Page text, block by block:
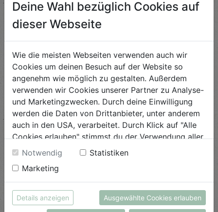
Pizzaschnecken mit Fenchel
Schwierigkeit
ANSEHEN
Fisolen in Thymian
Senfsauce
Schwierigkeit
leicht
Asiasalat mit Shiitake-
Pilzen
Deine Wahl bezüglich Cookies auf
dieser Webseite
Wie die meisten Webseiten verwenden auch wir
Cookies um deinen Besuch auf der Website so
angenehm wie möglich zu gestalten. Außerdem
verwenden wir Cookies unserer Partner zu Analyse-
und Marketingzwecken. Durch deine Einwilligung
werden die Daten von Drittanbieter, unter anderem
auch in den USA, verarbeitet. Durch Klick auf "Alle
Cookies erlauben" stimmst du der Verwendung aller
Cookies zu. Unter "Details anzeigen" findest du alle
Infos zu den unterschiedlichen Cookies, du kannst
auch entscheiden, welche Cookies du erlauben
möchtest.
Weitere Informationen findest du in unserer
Datenschutzerklärungbzw. imImpressum
Notwendig
Statistiken
Marketing
Details anzeigen Ausgewählte Cookies erlauben